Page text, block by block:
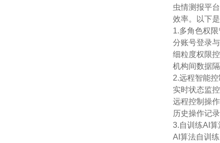
虫情测报平
效率。以下
1.多角色权
分账号登录
细粒度权限
机构间数据
2.远程智能
实时状态监
远程控制操
历史操作记
3.自训练AI
AI算法自训